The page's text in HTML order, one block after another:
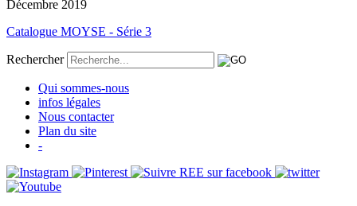
Décembre 2019
Catalogue MOYSE - Série 3
Rechercher
Qui sommes-nous
infos légales
Nous contacter
Plan du site
-